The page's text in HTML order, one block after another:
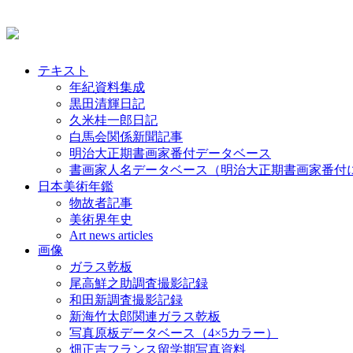
テキスト
年紀資料集成
黒田清輝日記
久米桂一郎日記
白馬会関係新聞記事
明治大正期書画家番付データベース
書画家人名データベース（明治大正期書画家番付
日本美術年鑑
物故者記事
美術界年史
Art news articles
画像
ガラス乾板
尾高鮮之助調査撮影記録
和田新調査撮影記録
新海竹太郎関連ガラス乾板
写真原板データベース（4×5カラー）
畑正吉フランス留学期写真資料